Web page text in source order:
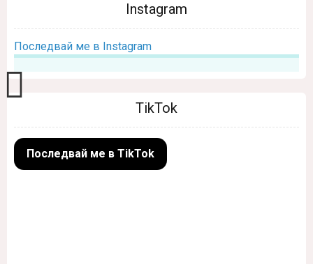
Instagram
Последвай ме в Instagram
TikTok
Последвай ме в TikTok